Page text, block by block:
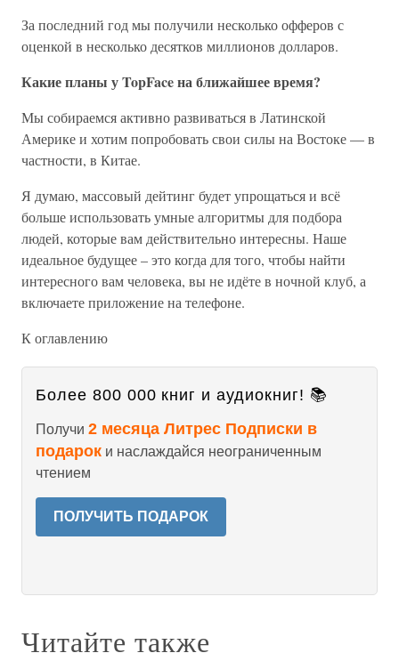
За последний год мы получили несколько офферов с
оценкой в несколько десятков миллионов долларов.
Какие планы у TopFace на ближайшее время?
Мы собираемся активно развиваться в Латинской
Америке и хотим попробовать свои силы на Востоке — в
частности, в Китае.
Я думаю, массовый дейтинг будет упрощаться и всё
больше использовать умные алгоритмы для подбора
людей, которые вам действительно интересны. Наше
идеальное будущее – это когда для того, чтобы найти
интересного вам человека, вы не идёте в ночной клуб, а
включаете приложение на телефоне.
К оглавлению
Более 800 000 книг и аудиокниг! 📚
Получи 2 месяца Литрес Подписки в
подарок и наслаждайся неограниченным
чтением
ПОЛУЧИТЬ ПОДАРОК
Читайте также